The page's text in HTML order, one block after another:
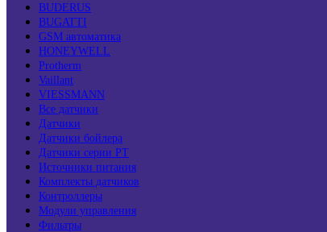
BUDERUS
BUGATTI
GSM автоматика
HONEYWELL
Protherm
Vaillant
VIESSMANN
Все датчики
Датчики
Датчики бойлера
Датчики серии PT
Источники питания
Комплекты датчиков
Контроллеры
Модули управления
Фильтры